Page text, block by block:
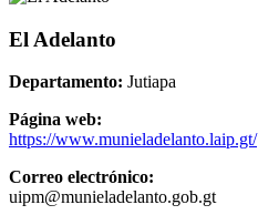
El Adelanto
Departamento: Jutiapa
Página web:
https://www.munieladelanto.laip.gt/
Correo electrónico:
uipm@munieladelanto.gob.gt